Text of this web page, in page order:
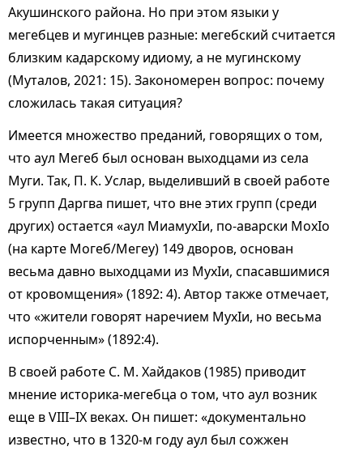
Акушинского района. Но при этом языки у
мегебцев и мугинцев разные: мегебский считается
близким кадарскому идиому, а не мугинскому
(Муталов, 2021: 15). Закономерен вопрос: почему
сложилась такая ситуация?
Имеется множество преданий, говорящих о том,
что аул Мегеб был основан выходцами из села
Муги. Так, П. К. Услар, выделивший в своей работе
5 групп Даргва пишет, что вне этих групп (среди
других) остается «аул МиамухIи, по-аварски МохIо
(на карте Могеб/Мегеу) 149 дворов, основан
весьма давно выходцами из МухIи, спасавшимися
от кровомщения» (1892: 4). Автор также отмечает,
что «жители говорят наречием МухIи, но весьма
испорченным» (1892:4).
В своей работе С. М. Хайдаков (1985) приводит
мнение историка-мегебца о том, что аул возник
еще в VIII–IX веках. Он пишет: «документально
известно, что в 1320-м году аул был сожжен